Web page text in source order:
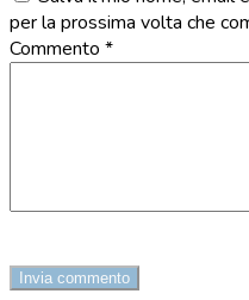
per la prossima volta che
Commento *